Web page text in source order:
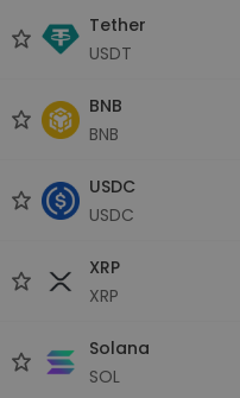
Tether
USDT
BNB
BNB
USDC
USDC
XRP
XRP
Solana
SOL